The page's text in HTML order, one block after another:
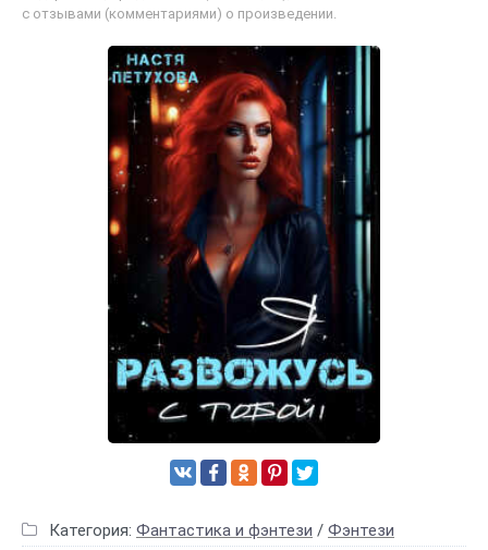
с отзывами (комментариями) о произведении.
Категория: Фантастика и фэнтези / Фэнтези